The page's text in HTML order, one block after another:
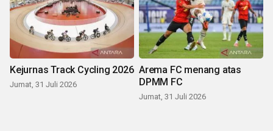
Kejurnas Track Cycling 2026
Jumat, 31 Juli 2026
Arema FC menang atas
DPMM FC
Jumat, 31 Juli 2026